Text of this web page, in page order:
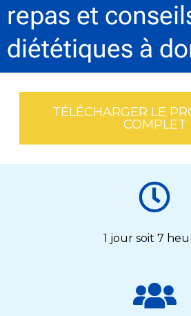
repas et
diététiques à
TÉLÉCHARGER LE
COMPLET
1 jour soit 7